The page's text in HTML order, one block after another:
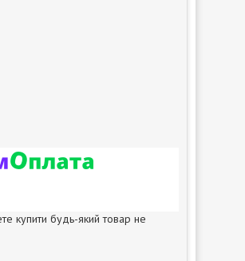
купити будь-який товар не